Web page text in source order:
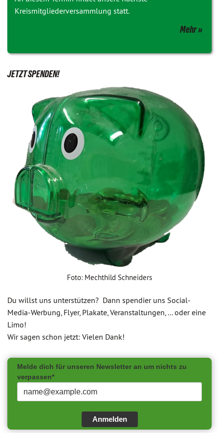
Kreismitgliederversammlung statt.
Mehr
JETZT SPENDEN!
Foto: Mechthild Schneiders
Du willst uns unterstützen? Dann spendier uns Social-
Media-Werbung, Flyer, Plakate, Veranstaltungen, ... oder eine
Limo!
Wir sagen schon jetzt: Vielen Dank!
Melde dich für unseren Newsletter an um nichts zu
verpassen*
Anmelden